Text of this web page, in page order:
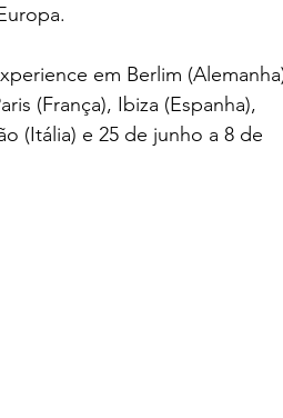
em Berlim
(França), Ibiza (Espanha),
(Itália) e 25 de junho a 8 de